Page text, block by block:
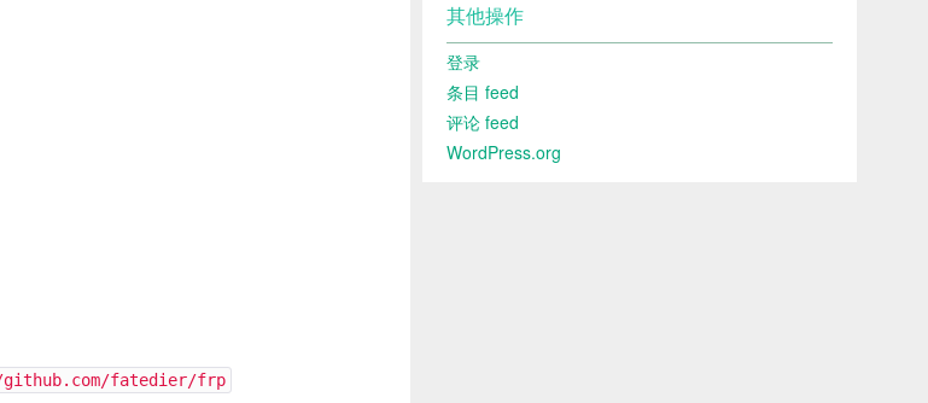
fatedier/frp
其他操作
登录
条目 feed
评论 feed
WordPress.org